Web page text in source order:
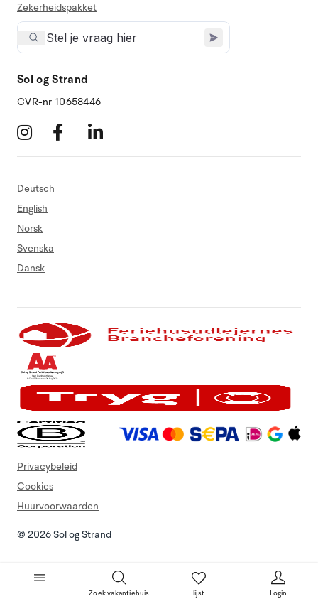
Zekerheidspakket
Sol og Strand
CVR-nr 10658446
Deutsch
English
Norsk
Svenska
Dansk
© 2026 Sol og Strand
Privacybeleid
Cookies
Huurvoorwaarden
Zoek vakantiehuis lijst Login